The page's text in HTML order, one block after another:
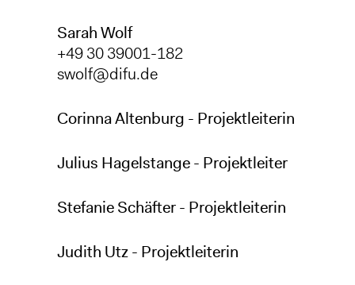
Sarah Wolf
+49 30 39001-182
swolf@difu.de
Corinna Altenburg - Projektleiterin
Julius Hagelstange - Projektleiter
Stefanie Schäfter - Projektleiterin
Judith Utz - Projektleiterin